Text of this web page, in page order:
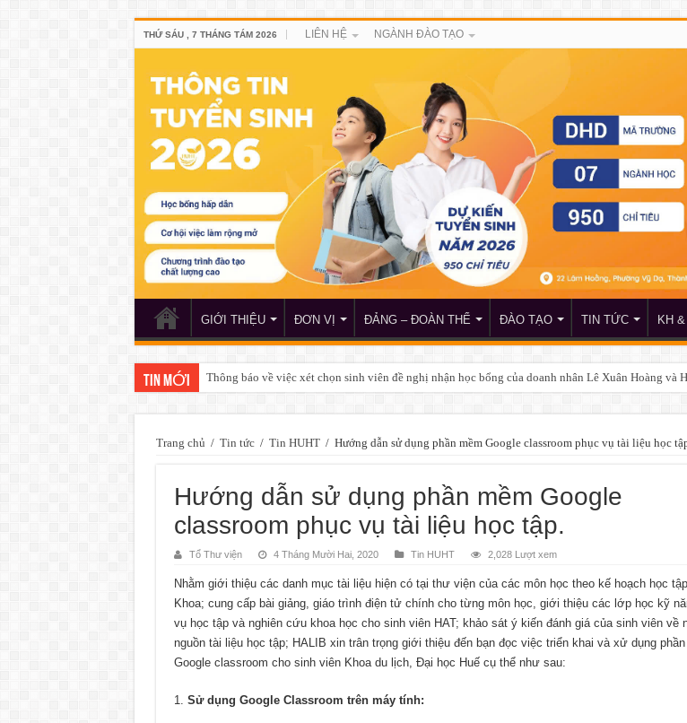
THỨ SÁU , 7 THÁNG TÁM 2026 LIÊN HỆ NGÀNH ĐÀO TẠO
GIỚI THIỆU ĐƠN VỊ ĐẢNG – ĐOÀN THỂ ĐÀO TẠO TIN TỨC KH
TIN MỚI Thông báo của Trung tâm Giáo dục quốc phòng và an ninh về việc học tập môn học GDQPAN
Trang chủ / Tin tức / Tin HUHT / Hướng dẫn sử dụng phần mềm Google classroom phục vụ tài liệu học
Hướng dẫn sử dụng phần mềm Google
classroom phục vụ tài liệu học tập.
Tổ Thư viện 4 Tháng Mười Hai, 2020 Tin HUHT 2,028 Lượt xem
Nhằm giới thiệu các danh mục tài liệu hiện có tại thư viện của các môn học theo kế hoạch học
Khoa; cung cấp bài giảng, giáo trình điện tử chính cho từng môn học, giới thiệu các lớp học kỹ
vụ học tập và nghiên cứu khoa học cho sinh viên HAT; khảo sát ý kiến đánh giá của sinh viên về
nguồn tài liệu học tập; HALIB xin trân trọng giới thiệu đến bạn đọc việc triển khai và xử dụng phần
Google classroom cho sinh viên Khoa du lịch, Đại học Huế cụ thể như sau:
Sử dụng Google Classroom trên máy tính: